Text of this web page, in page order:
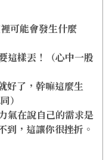
可能會發生什麼
這樣丟！（心中一股
好了，幹嘛這麼生
）
氣在說自己的需求是
到，這讓你很挫折。